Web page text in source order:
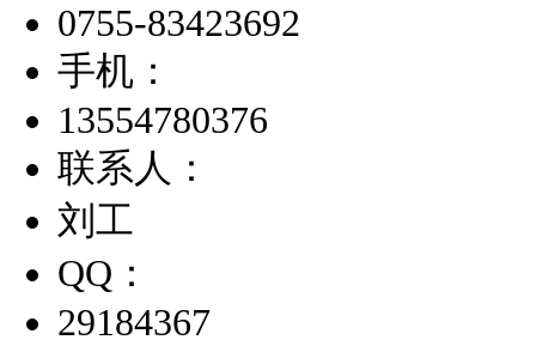
0755-83423692
手机：
13554780376
联系人：
刘工
QQ：
29184367